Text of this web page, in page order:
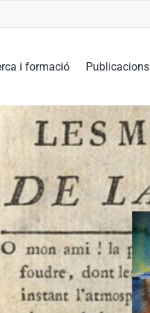
i formació Publicacions